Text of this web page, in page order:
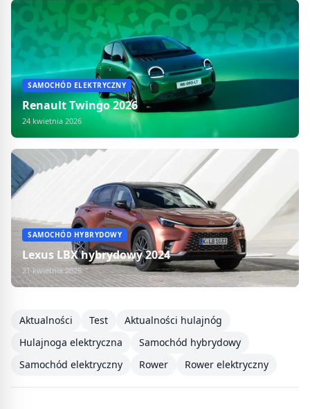
SAMOCHÓD ELEKTRYCZNY
Renault Twingo 2026
24 kwietnia 2026
SAMOCHÓD HYBRYDOWY
Lexus LBX hybrydowy 2024
21 kwietnia 2026
Aktualności Test
Aktualności hulajnóg
Hulajnoga elektryczna
Samochód hybrydowy
Samochód elektryczny
Rower Rower elektryczny